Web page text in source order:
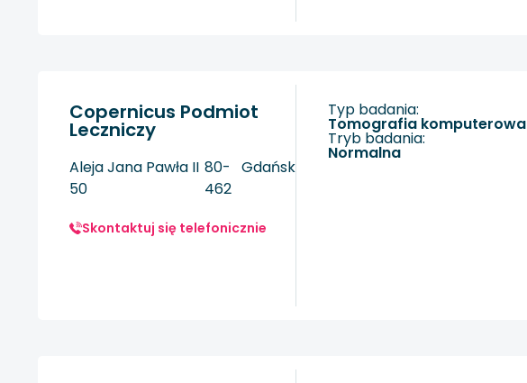
Copernicus Podmiot
Leczniczy
Aleja Jana Pawła II
50
80-
462
Gdańsk
Skontaktuj się telefonicznie
Typ badania:
tomografia komputerowa
Tryb badania:
Normalna